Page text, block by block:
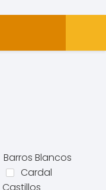
Barros Blancos
Cardal